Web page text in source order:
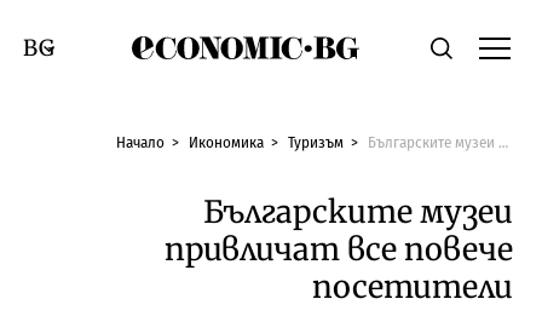
Economic.bgТърсене
Смяна на език
Начало Икономика Туризъм Българските музеи привличат все повече посетители
Българските музеи
привличат все повече
посетители